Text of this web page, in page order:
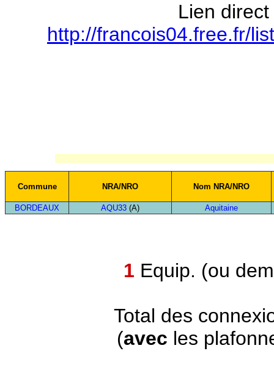
Lien
http://francois04.free.fr/
Commune NRA/NRO Nom NRA/NRO
BORDEAUX AQU33 (A) Aquitaine
1 Equip. (ou
Total des
(avec les